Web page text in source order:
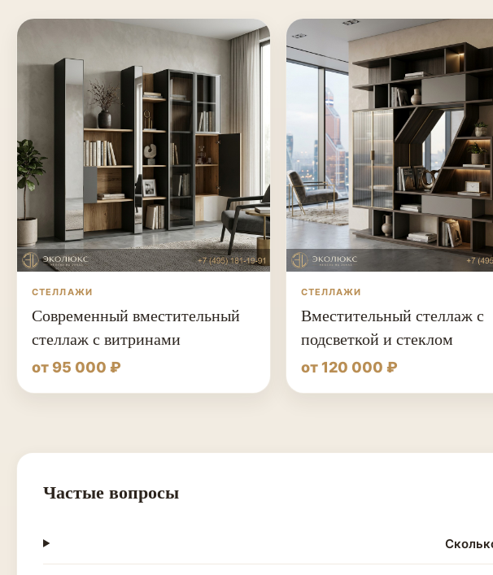
СТЕЛЛАЖИ
Современный вместительный
стеллаж с витринами
от 95 000 ₽
СТЕЛЛАЖИ
Вместительный стеллаж с
подсветкой и стеклом
от 120 000 ₽
Частые вопросы